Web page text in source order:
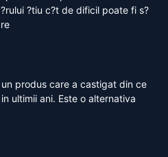
?tiu c?t de dificil poate fi s?
produs care a castigat din ce
ultimii ani. Este o alternativa